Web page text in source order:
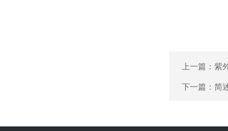
上一篇： 紫
下一篇： 简